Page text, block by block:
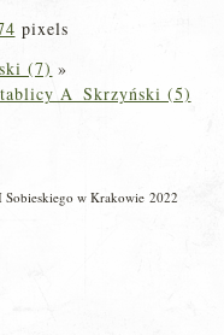
pixels
(7) »
A_Skrzyński (5)
w Krakowie 2022